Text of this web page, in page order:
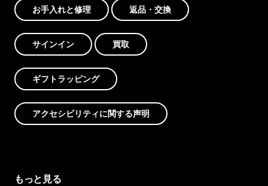
お手入れと修理 返品・交換
サインイン 買取
ギフトラッピング
アクセシビリティに関する声明
もっと見る